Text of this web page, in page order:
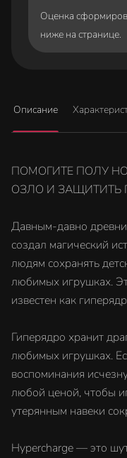
Оценка
ниже на странице.
Описание
ПОМОГИТЕ ПОЛУ
ОЗЛО И ЗАЩИТИТЬ
Давным-давно
создал магический
людям сохранять
любимых игрушках.
известен как
Гиперядро хранит
любимых игрушках.
воспоминания
любой ценой, чтобы
утерянным навеки
Hypercharge — это